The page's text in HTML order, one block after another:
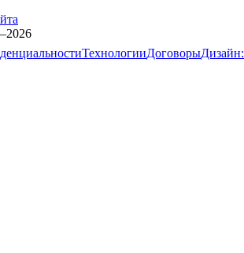
ТехнологииДоговорыДизайн: